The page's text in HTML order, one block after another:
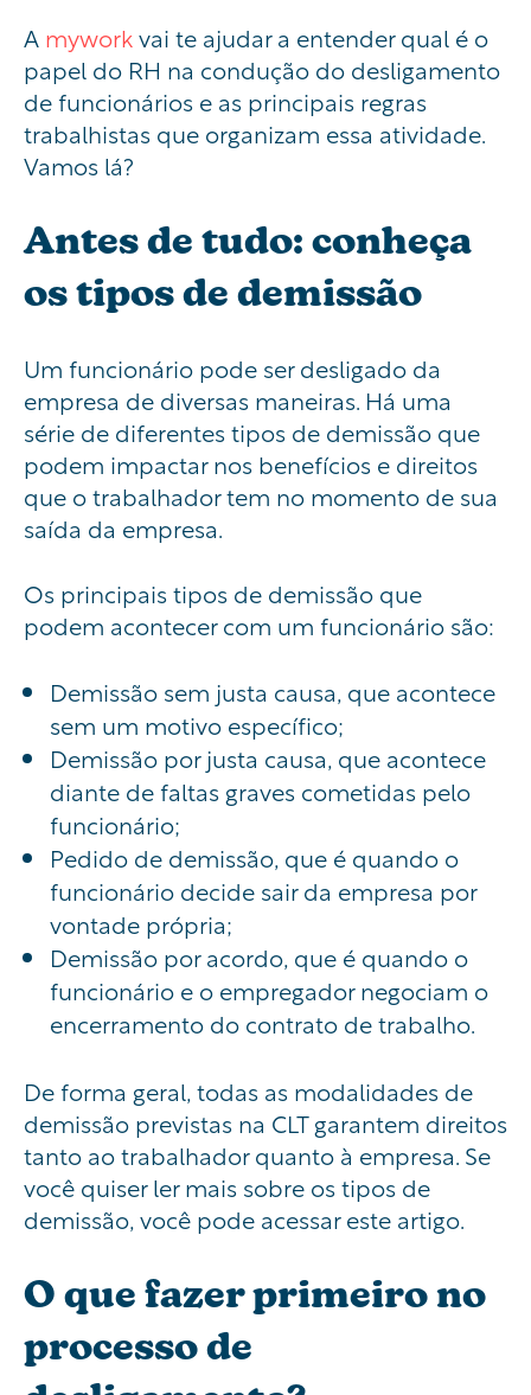
A myworkvai te ajudar a entender qual é o
papel do RH na condução do desligamento
de funcionários e as principais regras
trabalhistas que organizam essa atividade.
Vamos lá?
Antes de tudo: conheça
os tipos de demissão
Um funcionário pode ser desligado da
empresa de diversas maneiras. Há uma
série de diferentes tipos de demissão que
podem impactar nos benefícios e direitos
que o trabalhador tem no momento de sua
saída da empresa.
Os principais tipos de demissão que
podem acontecer com um funcionário são:
Demissão sem justa causa, que acontece
sem um motivo específico;
Demissão por justa causa, que acontece
diante de faltas graves cometidas pelo
funcionário;
Pedido de demissão, que é quando o
funcionário decide sair da empresa por
vontade própria;
Demissão por acordo, que é quando o
funcionário e o empregador negociam o
encerramento do contrato de trabalho.
De forma geral, todas as modalidades de
demissão previstas na CLT garantem direitos
tanto ao trabalhador quanto à empresa. Se
você quiser ler mais sobre os tipos de
demissão, você pode acessar este artigo.
O que fazer primeiro no
processo de